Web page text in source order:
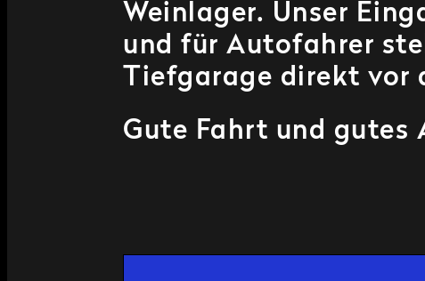
Weinlager. Unser
und für Autofahrer
Tiefgarage direkt vor
Gute Fahrt und gutes